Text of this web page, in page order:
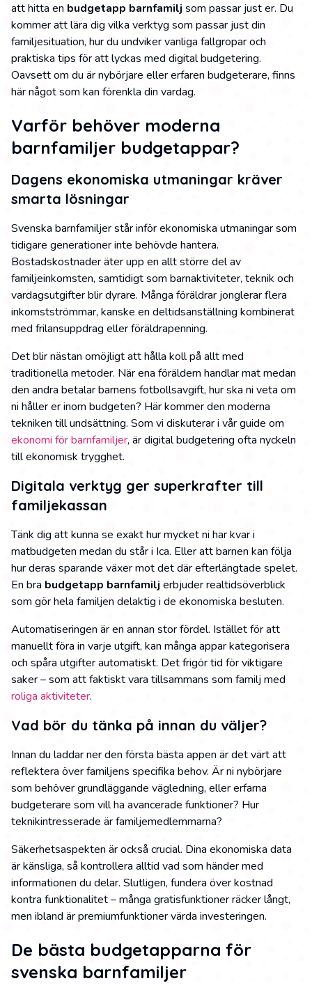
att hitta en budgetapp barnfamilj som passar just er. Du
kommer att lära dig vilka verktyg som passar just din
familjesituation, hur du undviker vanliga fallgropar och
praktiska tips för att lyckas med digital budgetering.
Oavsett om du är nybörjare eller erfaren budgeterare, finns
här något som kan förenkla din vardag.
Varför behöver moderna
barnfamiljer budgetappar?
Dagens ekonomiska utmaningar kräver
smarta lösningar
Svenska barnfamiljer står inför ekonomiska utmaningar som
tidigare generationer inte behövde hantera.
Bostadskostnader äter upp en allt större del av
familjeinkomsten, samtidigt som barnaktiviteter, teknik och
vardagsutgifter blir dyrare. Många föräldrar jonglerar flera
inkomstströmmar, kanske en deltidsanställning kombinerat
med frilansuppdrag eller föräldrapenning.
Det blir nästan omöjligt att hålla koll på allt med
traditionella metoder. När ena föräldern handlar mat medan
den andra betalar barnens fotbollsavgift, hur ska ni veta om
ni håller er inom budgeten? Här kommer den moderna
tekniken till undsättning. Som vi diskuterar i vår guide om
ekonomi för barnfamiljer, är digital budgetering ofta nyckeln
till ekonomisk trygghet.
Digitala verktyg ger superkrafter till
familjekassan
Tänk dig att kunna se exakt hur mycket ni har kvar i
matbudgeten medan du står i Ica. Eller att barnen kan följa
hur deras sparande växer mot det där efterlängtade spelet.
En bra budgetapp barnfamilj erbjuder realtidsöverblick
som gör hela familjen delaktig i de ekonomiska besluten.
Automatiseringen är en annan stor fördel. Istället för att
manuellt föra in varje utgift, kan många appar kategorisera
och spåra utgifter automatiskt. Det frigör tid för viktigare
saker – som att faktiskt vara tillsammans som familj med
roliga aktiviteter.
Vad bör du tänka på innan du väljer?
Innan du laddar ner den första bästa appen är det värt att
reflektera över familjens specifika behov. Är ni nybörjare
som behöver grundläggande vägledning, eller erfarna
budgeterare som vill ha avancerade funktioner? Hur
teknikintresserade är familjemedlemmarna?
Säkerhetsaspekten är också crucial. Dina ekonomiska data
är känsliga, så kontrollera alltid vad som händer med
informationen du delar. Slutligen, fundera över kostnad
kontra funktionalitet – många gratisfunktioner räcker långt,
men ibland är premiumfunktioner värda investeringen.
De bästa budgetapparna för
svenska barnfamiljer